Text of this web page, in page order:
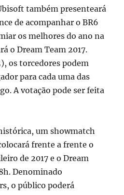
também presenteará
de acompanhar o BR6
os melhores do ano na
o Dream Team 2017.
os torcedores podem
para cada uma das
A votação pode ser feita
um showmatch
frente a frente o
de 2017 e o Dream
Denominado
o público poderá